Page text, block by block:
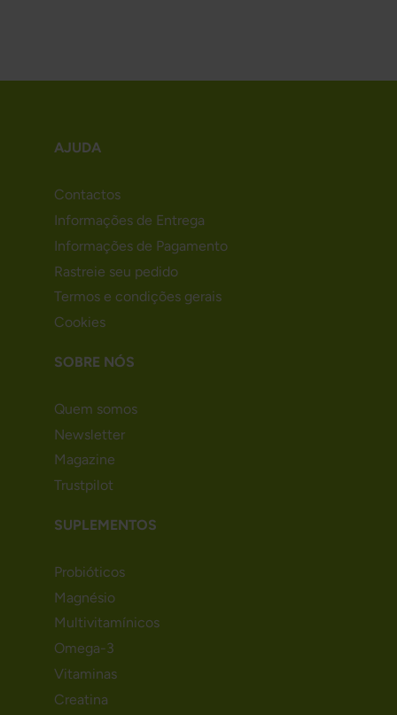
AJUDA
Contactos
Informações de Entrega
Informações de Pagamento
Rastreie seu pedido
Termos e condições gerais
Cookies
SOBRE NÓS
Quem somos
Newsletter
Magazine
Trustpilot
SUPLEMENTOS
Probióticos
Magnésio
Multivitamínicos
Omega-3
Vitaminas
Creatina